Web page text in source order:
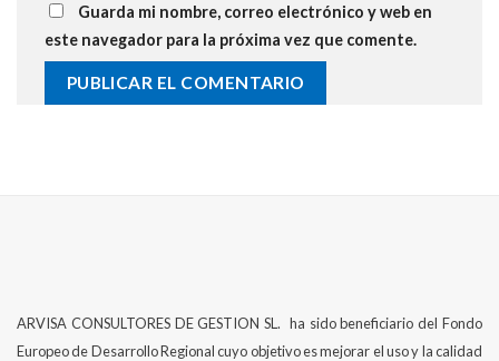
Guarda mi nombre, correo electrónico y web en
este navegador para la próxima vez que comente.
ARVISA CONSULTORES DE GESTION SL. ha sido beneficiario del Fondo
Europeo de Desarrollo Regional cuyo objetivo es mejorar el uso y la calidad